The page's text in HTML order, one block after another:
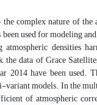
complex nature of the
used for modeling
densities
the data of Grace
2014 have been used.
models. In the
of atmospheric